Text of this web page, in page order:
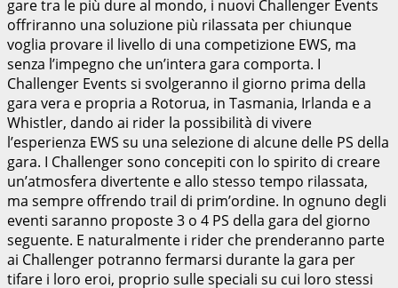
gare tra le più dure al mondo, i nuovi Challenger Events
offriranno una soluzione più rilassata per chiunque
voglia provare il livello di una competizione EWS, ma
senza l’impegno che un’intera gara comporta. I
Challenger Events si svolgeranno il giorno prima della
gara vera e propria a Rotorua, in Tasmania, Irlanda e a
Whistler, dando ai rider la possibilità di vivere
l’esperienza EWS su una selezione di alcune delle PS della
gara. I Challenger sono concepiti con lo spirito di creare
un’atmosfera divertente e allo stesso tempo rilassata,
ma sempre offrendo trail di prim’ordine. In ognuno degli
eventi saranno proposte 3 o 4 PS della gara del giorno
seguente. E naturalmente i rider che prenderanno parte
ai Challenger potranno fermarsi durante la gara per
tifare i loro eroi, proprio sulle speciali su cui loro stessi